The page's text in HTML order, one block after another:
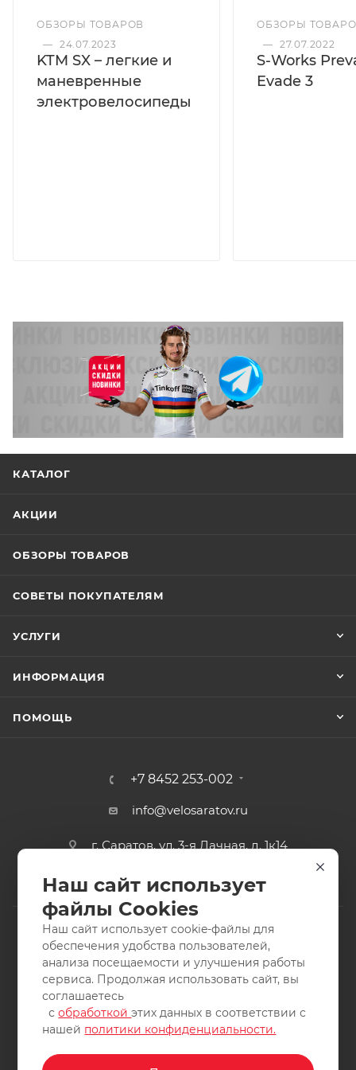
ОБЗОРЫ ТОВАРОВ
— 24.07.2023
KTM SX – легкие и
маневренные
электровелосипеды
ОБЗОРЫ
— 27.07.2022
S-Works
Evade 3
КАТАЛОГ
АКЦИИ
ОБЗОРЫ ТОВАРОВ
СОВЕТЫ ПОКУПАТЕЛЯМ
УСЛУГИ
ИНФОРМАЦИЯ
ПОМОЩЬ
+7 8452 253-002
info@velosaratov.ru
г. Саратов, ул. 3-я Дачная, д. 1к14
2011-2026 © интернет-магазин спортивных товаров
ВелоСаратов. Не является публичной офертой. Все права
защищены. Заимствование материалов и фотографий
запрещено.
Наш сайт использует
файлы Cookies
Наш сайт использует cookie-файлы для
обеспечения удобства пользователей,
анализа посещаемости и улучшения работы
сервиса. Продолжая использовать сайт, вы
соглашаетесь
собработкойэтих данных в соответствии с
нашей политики конфиденциальности.